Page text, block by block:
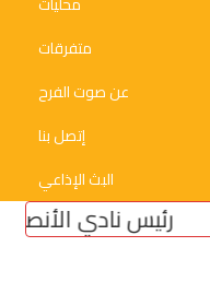
متفرقات
عن صوت الفرح
إتصل بنا
البث الإذاعي
رئيس نادي الأنصار